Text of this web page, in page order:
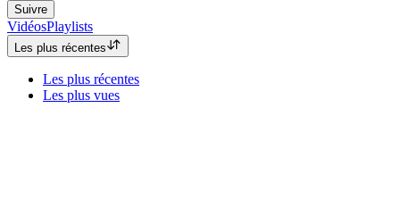
Suivre
VidéosPlaylists
Les plus récentes
Les plus récentes
Les plus vues